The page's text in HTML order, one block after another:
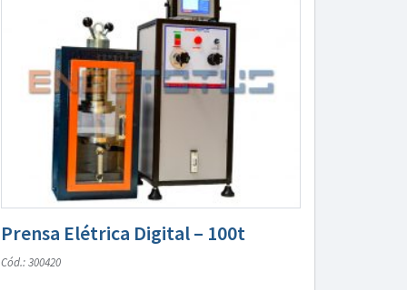
Prensa Elétrica Digital – 100t
Cód.: 300420